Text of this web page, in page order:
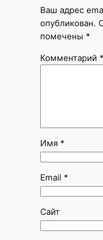
Ваш адрес
опубликован.
помечены *
Комментарий *
Имя *
Email *
Сайт